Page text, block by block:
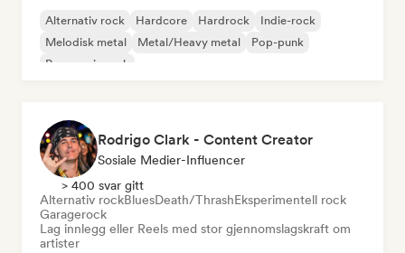
Alternativ rock Hardcore Hardrock
Indie-rock
Melodisk metal
Metal/Heavy metal
Pop-punk
Progressiv rock
Rodrigo Clark - Content Creator
Sosiale Medier-Influencer
> 400 svar gitt
Alternativ rockBluesDeath/ThrashEksperimentell rock
Garagerock
Lag innlegg eller Reels med stor gjennomslagskraft om
artister